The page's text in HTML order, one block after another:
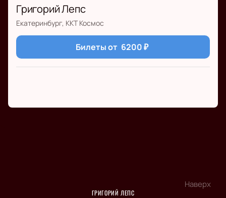
Григорий Лепс
Екатеринбург, ККТ Космос
Билеты от 6200₽
Наверх
ГРИГОРИЙ ЛЕПС